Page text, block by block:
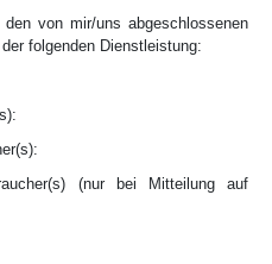
von mir/uns abgeschlossenen
folgenden Dienstleistung:
(nur bei Mitteilung auf